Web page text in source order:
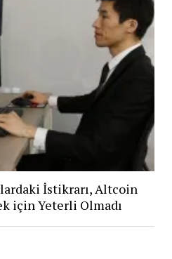
İstikrarı, Altcoin
için Yeterli Olmadı